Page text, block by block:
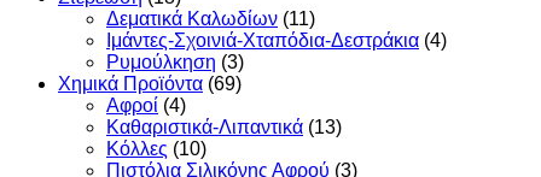
Δεματικά Καλωδίων (11)
Ιμάντες-Σχοινιά-Χταπόδια-Δεστράκια (4)
Ρυμούλκηση (3)
Χημικά Προϊόντα (69)
Αφροί (4)
Καθαριστικά-Λιπαντικά (13)
Κόλλες (10)
Πιστόλια Σιλικόνης Αφρού (3)